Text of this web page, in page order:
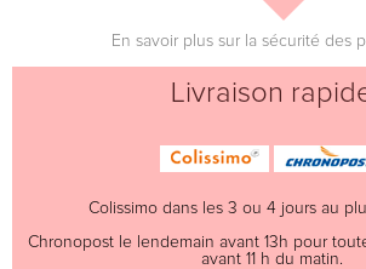
En savoir plus sur la sécurité des
Livraison
Colissimo dans les 3 ou 4 jours au
Chronopost le lendemain avant 13h pour
avant 11 h du matin.